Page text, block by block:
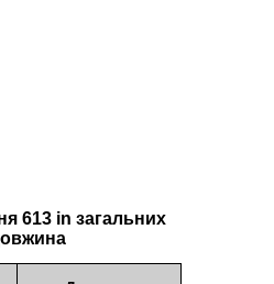
613 in загальних